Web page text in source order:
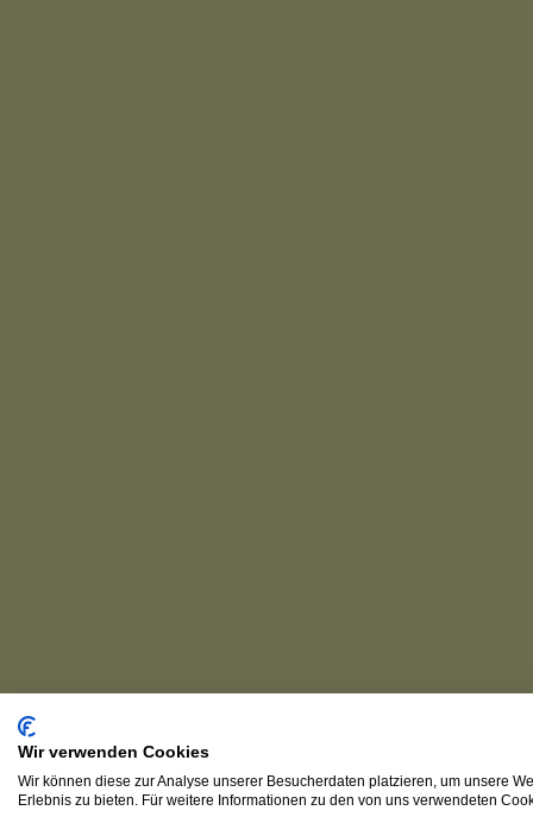
Wir verwenden Cookies
Wir können diese zur Analyse unserer Besucherdaten platzieren, um unsere
Erlebnis zu bieten. Für weitere Informationen zu den von uns verwendeten